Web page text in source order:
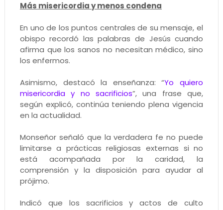
Más misericordia y menos condena
En uno de los puntos centrales de su mensaje, el
obispo recordó las palabras de Jesús cuando
afirma que los sanos no necesitan médico, sino
los enfermos.
Asimismo, destacó la enseñanza: “Yo quiero
misericordia y no sacrificios”, una frase que,
según explicó, continúa teniendo plena vigencia
en la actualidad.
Monseñor señaló que la verdadera fe no puede
limitarse a prácticas religiosas externas si no
está acompañada por la caridad, la
comprensión y la disposición para ayudar al
prójimo.
Indicó que los sacrificios y actos de culto